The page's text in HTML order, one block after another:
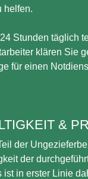
helfen.
Stunden täglich
klären Sie
für einen
&
der
der
ist in erster Linie